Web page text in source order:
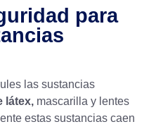
para
las sustancias
látex, mascarilla y lentes
estas sustancias caen